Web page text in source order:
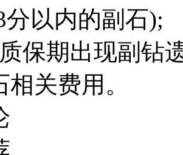
以内的副石);
保期出现副钻
关费用。